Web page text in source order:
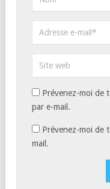
Prévenez-moi de
par e-mail.
Prévenez-moi de
mail.